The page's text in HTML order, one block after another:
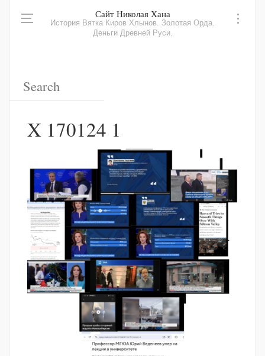
Сайт Николая Хана
История Вятка Киров Хлынов. Золотая Орда.
Деньги Древней Руси.
X 170124 1